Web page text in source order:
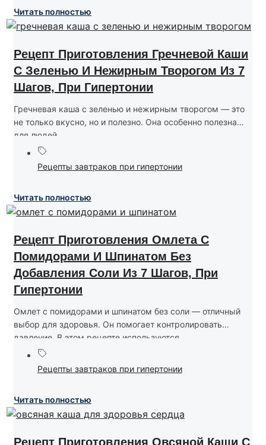
Читать полностью
Рецепт Приготовления Гречневой Каши
С Зеленью И Нежирным Творогом Из 7
Шагов, При Гипертонии
Гречневая каша с зеленью и нежирным творогом — это
не только вкусно, но и полезно. Она особенно полезна
для людей...
Рецепты завтраков при гипертонии
Читать полностью
Рецепт Приготовления Омлета С
Помидорами И Шпинатом Без
Добавления Соли Из 7 Шагов, При
Гипертонии
Омлет с помидорами и шпинатом без соли — отличный
выбор для здоровья. Он помогает контролировать
давление. В этом рецепте используются...
Рецепты завтраков при гипертонии
Читать полностью
Рецепт Приготовления Овсяной Каши С